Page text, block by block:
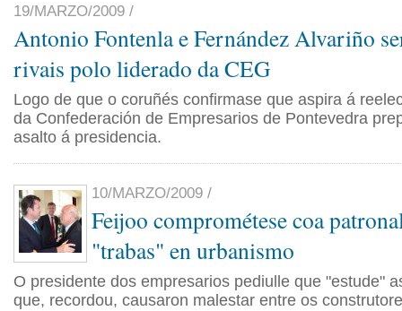
19/MARZO/2009 /
Antonio Fontenla e Fernández Alvariño
rivais polo liderado da CEG
Logo de que o coruñés confirmase que aspira á
da Confederación de Empresarios de Pontevedra
asalto á presidencia.
10/MARZO/2009 /
Feijoo comprométese coa
"trabas" en urbanismo
O presidente dos empresarios pediulle que "estude"
que, recordou, causaron malestar entre os